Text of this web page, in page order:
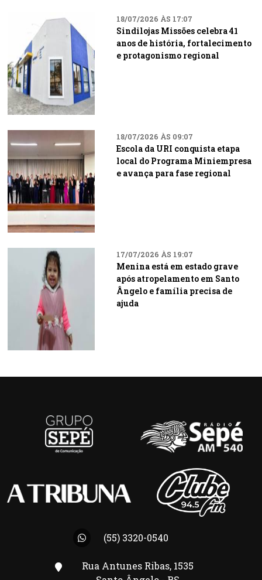
18/07/2026 ÀS 17:07
Sindilojas Missões celebra 41
anos de história, fortalecimento
e protagonismo regional
18/07/2026 ÀS 09:07
Escola da URI conquista etapa
local do Programa Miniempresa
e avança para fase regional
17/07/2026 ÀS 19:07
Menina está em estado grave
após atropelamento em Santo
Ângelo e família precisa de
ajuda
(55) 3320-0540
Rua Antunes Ribas, 1535